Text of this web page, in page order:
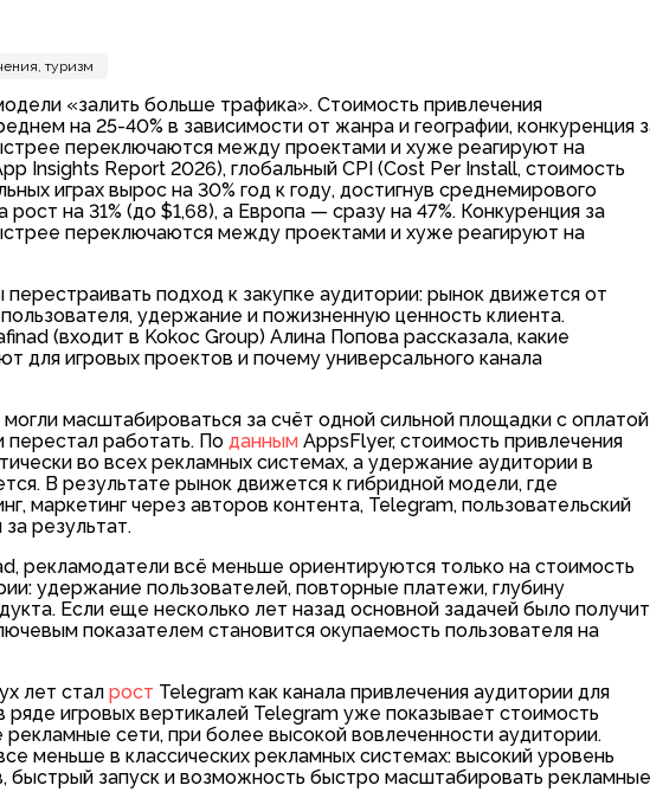
туризм
«залить больше трафика». Стоимость привлечения
на 25-40% в зависимости от жанра и географии, конкуренция
переключаются между проектами и хуже реагируют на
Insights Report 2026), глобальный CPI (Cost Per Install, стоимость
играх вырос на 30% год к году, достигнув среднемирового
на 31% (до $1,68), а Европа — сразу на 47%. Конкуренция за
переключаются между проектами и хуже реагируют на
подход к закупке аудитории: рынок движется от
удержание и пожизненную ценность клиента.
(входит в Kokoc Group) Алина Попова рассказала, какие
для игровых проектов и почему универсального канала
масштабироваться за счёт одной сильной площадки с оплатой
перестал работать. По данным AppsFlyer, стоимость привлечения
во всех рекламных системах, а удержание аудитории в
В результате рынок движется к гибридной модели, где
маркетинг через авторов контента, Telegram, пользовательский
результат.
рекламодатели всё меньше ориентируются только на стоимость
удержание пользователей, повторные платежи, глубину
Если еще несколько лет назад основной задачей было
показателем становится окупаемость пользователя на
лет стал рост Telegram как канала привлечения аудитории для
игровых вертикалей Telegram уже показывает стоимость
сети, при более высокой вовлеченности аудитории.
меньше в классических рекламных системах: высокий уровень
быстрый запуск и возможность быстро масштабировать рекламные